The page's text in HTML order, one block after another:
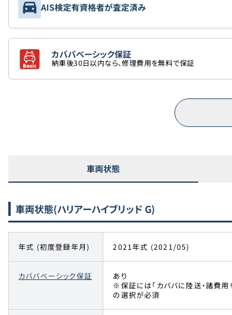
AIS検定有資格者が査定済み
カババベーシック保証
納車後30日以内なら、修理費用を無料で保証
車両状態
車両状態(ハリアーハイブリッド G)
年式 (初度登録年月) 2021年式 (2021/05)
カババベーシック保証
あり
※保証には「カババに陸送・諸費用
の選択が必須